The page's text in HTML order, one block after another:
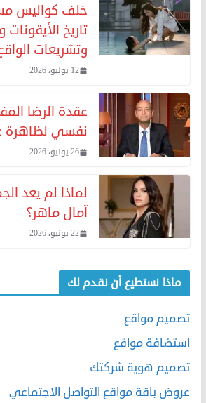
تاريخ الأيقونات
وتشريعات
12 يوليو، 2026
عقدة الرضا
نفسي لظاهرة
26 يونيو، 2026
لماذا لم يعد
آمال ماهر؟
22 يونيو، 2026
ماذا نستطيع أن نقدم لك
تصميم مواقع
استضافة مواقع
تصميم هوية شركتك
عروض باقة مواقع التواصل الاجتماعي